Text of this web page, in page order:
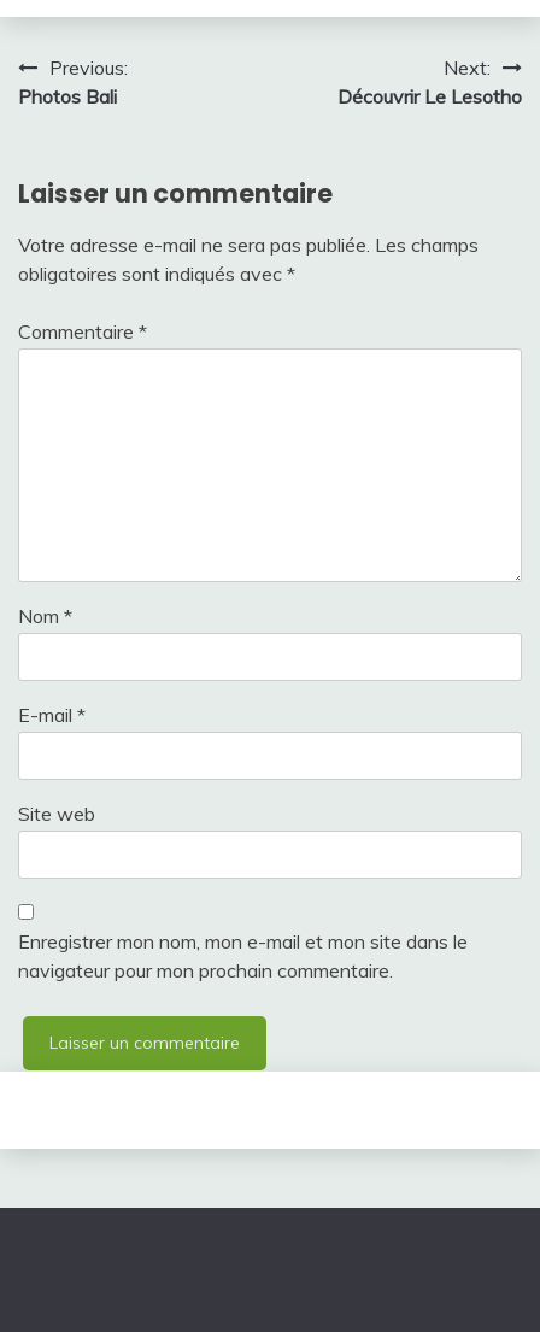
Navigation
de
Previous:
Photos Bali
Next:
Découvrir Le Lesotho
Laisser un commentaire
Votre adresse e-mail ne sera pas publiée. Les champs
obligatoires sont indiqués avec *
Commentaire *
Nom *
E-mail *
Site web
Enregistrer mon nom, mon e-mail et mon site dans le
navigateur pour mon prochain commentaire.